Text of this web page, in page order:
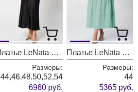
Платье LeNata 16464 черный в рисунок
Размеры:
44,46,48,50,52,54
6960 руб.
Платье LeNata 16507 мята
Размеры:
44
5365 руб.